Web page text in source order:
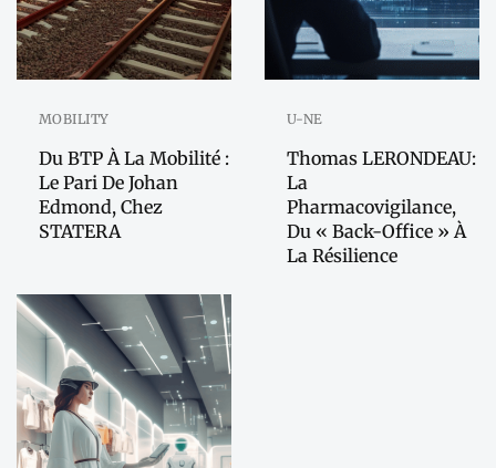
MOBILITY
Du BTP À La Mobilité :
Le Pari De Johan
Edmond, Chez
STATERA
U-NE
Thomas LERONDEAU:
La
Pharmacovigilance,
Du « Back-Office » À
La Résilience